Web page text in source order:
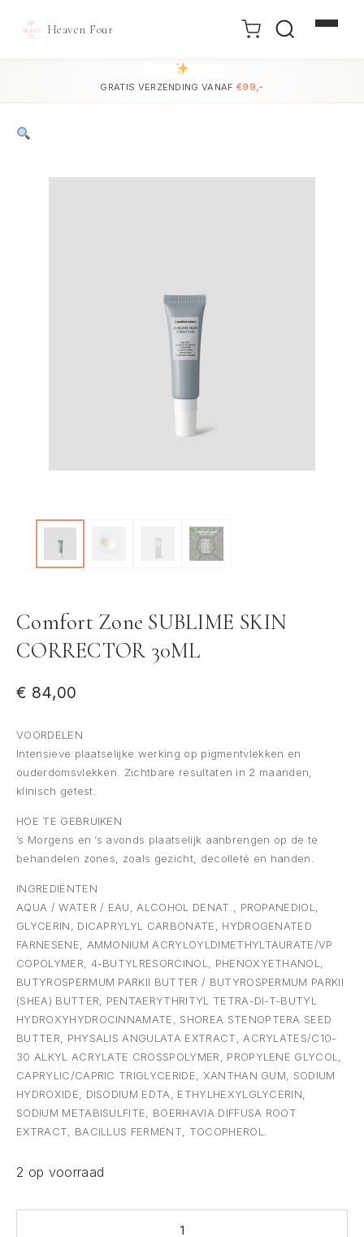
Heaven Four
inhoud
GRATIS VERZENDING VANAF€99,-
Comfort Zone SUBLIME SKIN
CORRECTOR 30ML
€ 84,00
VOORDELEN
Intensieve plaatselijke werking op pigmentvlekken en
ouderdomsvlekken. Zichtbare resultaten in 2 maanden,
klinisch getest.
HOE TE GEBRUIKEN
’s Morgens en ’s avonds plaatselijk aanbrengen op de te
behandelen zones, zoals gezicht, decolleté en handen.
INGREDIËNTEN
AQUA / WATER / EAU, ALCOHOL DENAT., PROPANEDIOL,
GLYCERIN, DICAPRYLYL CARBONATE, HYDROGENATED
FARNESENE, AMMONIUM ACRYLOYLDIMETHYLTAURATE/VP
COPOLYMER, 4-BUTYLRESORCINOL, PHENOXYETHANOL,
BUTYROSPERMUM PARKII BUTTER / BUTYROSPERMUM PARKII
(SHEA) BUTTER, PENTAERYTHRITYL TETRA-DI-T-BUTYL
HYDROXYHYDROCINNAMATE, SHOREA STENOPTERA SEED
BUTTER, PHYSALIS ANGULATA EXTRACT, ACRYLATES/C10-
30 ALKYL ACRYLATE CROSSPOLYMER, PROPYLENE GLYCOL,
CAPRYLIC/CAPRIC TRIGLYCERIDE, XANTHAN GUM, SODIUM
HYDROXIDE, DISODIUM EDTA, ETHYLHEXYLGLYCERIN,
SODIUM METABISULFITE, BOERHAVIA DIFFUSA ROOT
EXTRACT, BACILLUS FERMENT, TOCOPHEROL.
2 op voorraad